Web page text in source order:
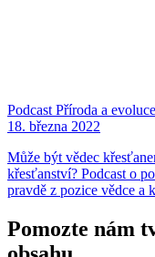
Podcast Příroda a evoluce
18. března 2022
Může být vědec
křesťanství? Podcast o
pravdě z pozice vědce a
Pomozte nám